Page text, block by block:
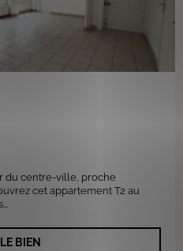
du centre-ville, proche
cet appartement T2 au
BIEN